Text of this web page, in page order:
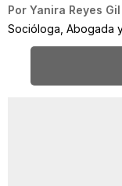
Por Yanira Reyes Gil
Socióloga, Abogada